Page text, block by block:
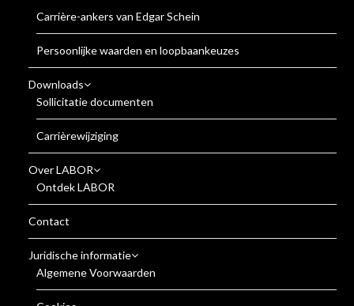
Carrière-ankers van Edgar Schein
Persoonlijke waarden en loopbaankeuzes
Downloads
Sollicitatie documenten
Carrièrewijziging
Over LABOR
Ontdek LABOR
Contact
Juridische informatie
Algemene Voorwaarden